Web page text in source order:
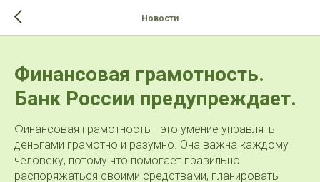
Новости
Финансовая грамотность.
Банк России предупреждает.
Финансовая грамотность - это умение управлять
деньгами грамотно и разумно. Она важна каждому
человеку, потому что помогает правильно
распоряжаться своими средствами, планировать